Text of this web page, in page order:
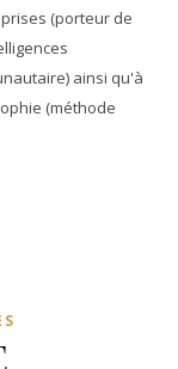
(porteur de
ainsi qu'à
(méthode